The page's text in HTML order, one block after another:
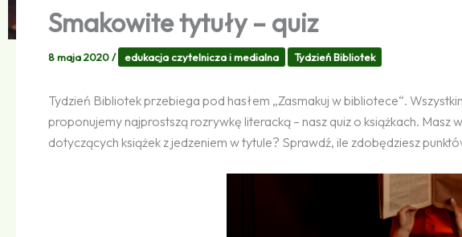
Smakowite tytuły – quiz
8 maja 2020/ edukacja czytelnicza i medialna Tydzień Bibliotek
Tydzień Bibliotek przebiega pod hasłem „Zasmakuj w bibliotece“.
proponujemy najprostszą rozrywkę literacką – nasz quiz o książkach. Masz
dotyczących książek z jedzeniem w tytule? Sprawdź, ile zdobędziesz